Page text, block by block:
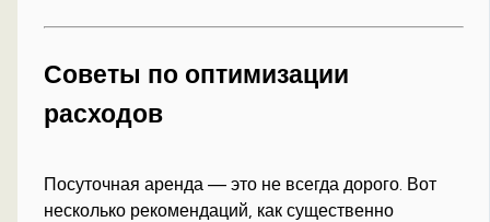
Советы по оптимизации
расходов
Посуточная аренда — это не всегда дорого. Вот
несколько рекомендаций, как существенно